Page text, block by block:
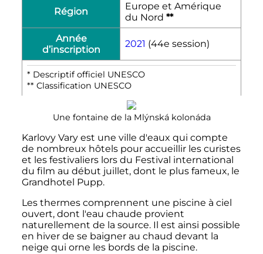
Région
Europe et Amérique
du Nord **
Année
d’inscription
2021 (44e session)
* Descriptif officiel UNESCO
** Classification UNESCO
Une fontaine de la Mlýnská kolonáda
Karlovy Vary est une ville d'eaux qui compte
de nombreux hôtels pour accueillir les curistes
et les festivaliers lors du Festival international
du film au début juillet, dont le plus fameux, le
Grandhotel Pupp.
Les thermes comprennent une piscine à ciel
ouvert, dont l'eau chaude provient
naturellement de la source. Il est ainsi possible
en hiver de se baigner au chaud devant la
neige qui orne les bords de la piscine.